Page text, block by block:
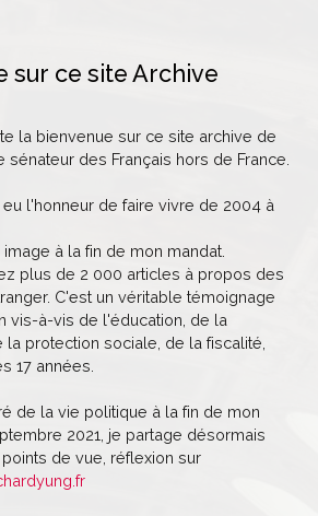
sur ce site Archive
la bienvenue sur ce site archive de
sénateur des Français hors de France.
eu l'honneur de faire vivre de 2004 à
à la fin de mon mandat.
plus de 2 000 articles à propos des
C'est un véritable témoignage
vis-à-vis de l'éducation, de la
la protection sociale, de la fiscalité,
17 années.
de la vie politique à la fin de mon
2021, je partage désormais
de vue, réflexion sur